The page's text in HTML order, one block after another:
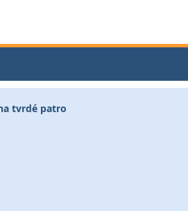
tvrdé patro